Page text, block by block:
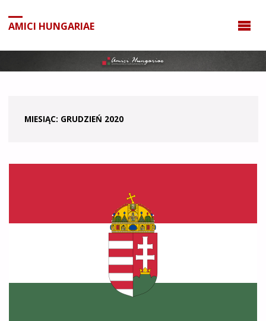
treści
AMICI HUNGARIAE
MIESIĄC: GRUDZIEŃ 2020